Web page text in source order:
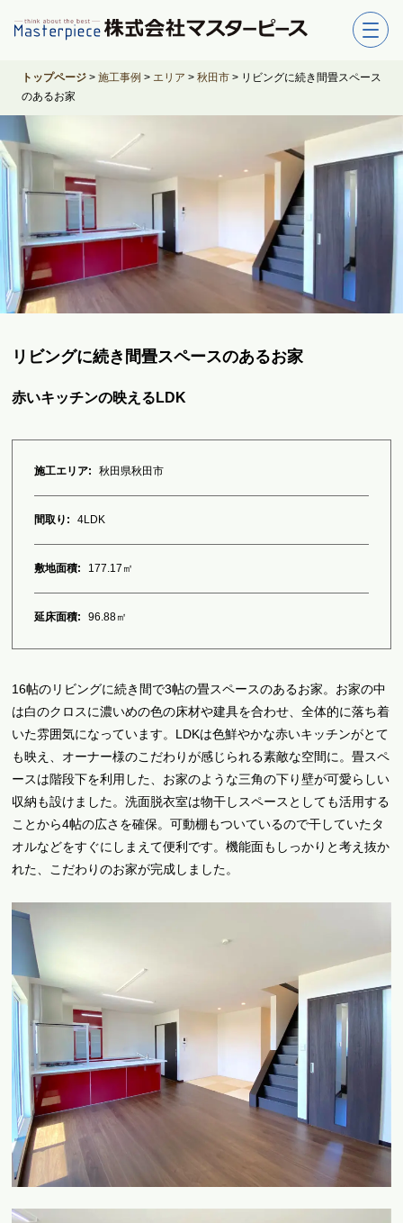
トップページ > 施工事例 > エリア > 秋田市 > リビングに続き間畳スペース
のあるお家
リビングに続き間畳スペースのあるお家
赤いキッチンの映えるLDK
施工エリア: 秋田県秋田市
間取り: 4LDK
敷地面積: 177.17㎡
延床面積: 96.88㎡
16帖のリビングに続き間で3帖の畳スペースのあるお家。お家の中
は白のクロスに濃いめの色の床材や建具を合わせ、全体的に落ち着
いた雰囲気になっています。LDKは色鮮やかな赤いキッチンがとて
も映え、オーナー様のこだわりが感じられる素敵な空間に。畳スペ
ースは階段下を利用した、お家のような三角の下り壁が可愛らしい
収納も設けました。洗面脱衣室は物干しスペースとしても活用する
ことから4帖の広さを確保。可動棚もついているので干していたタ
オルなどをすぐにしまえて便利です。機能面もしっかりと考え抜か
れた、こだわりのお家が完成しました。